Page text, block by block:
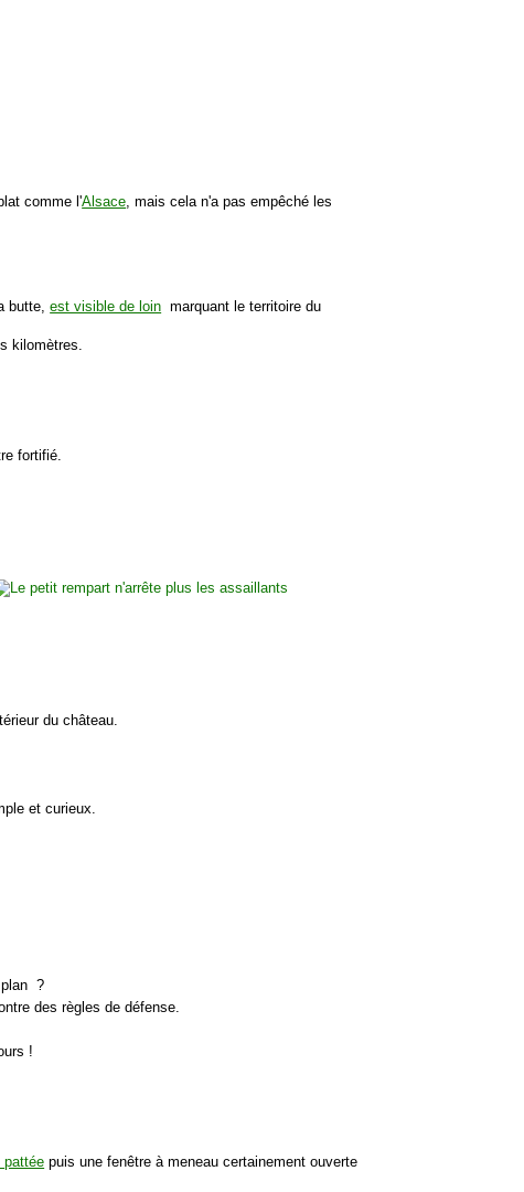
comme l'Alsace , mais cela n'a pas empêché les
butte,est visible de loin marquant le territoire du
kilomètres.
fortifié.
du château.
et curieux.
plan ?
des règles de défense.
!
pattée puis une fenêtre à meneau certainement ouverte